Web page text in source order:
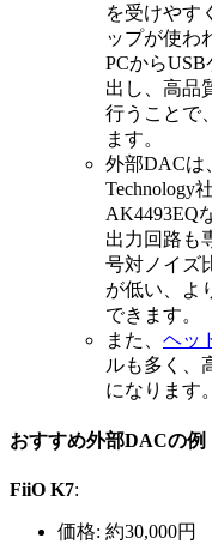
を受けやす
ップが使わ
PCから
出し、高品
行うことで
ます。
外部DACは
Technology
AK4493EQ
出力回路も
号対ノイズ
が低い、よ
できます。
また、 ヘッ
ルも多く、
になります。
おすすめ外部DACの例
FiiO K7:
価格: 約30,000円